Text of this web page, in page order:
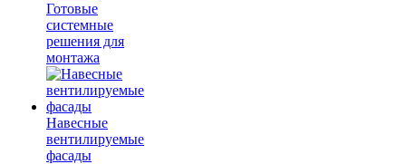
Готовые
системные
решения для
монтажа
Навесные
вентилируемые
фасады